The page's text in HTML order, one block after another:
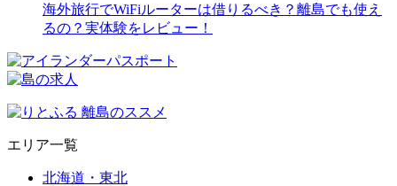
海外旅行でWiFiルーターは借りるべき？離島でも使え
るの？実体験をレビュー！
エリア一覧
北海道・東北